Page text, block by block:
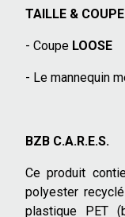
TAILLE &
- Coupe LOOSE
- Le mannequin
BZB C.A.R.E.S.
Ce produit
polyester
plastique PET